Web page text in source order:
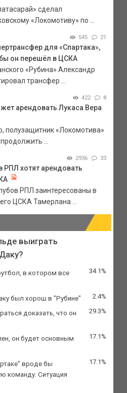
сделал
«Локомотиву» по ...
545 21
для «Спартака»,
он перешёл в ЦСКА
«Рубина» Александр
трансфер ...
422 8
арендовать Лукаса Вера
полузащитник «Локомотива»
...
2936 33
РПЛ хотят арендовать
РПЛ заинтересованы в
ЦСКА Тамерлана ...
выиграть
в котором все
34.1%
был хорош в "Рубине" 2.4%
доказать, что он
29.3%
он будет основным
17.1%
вроде бы
команду. Ситуация
17.1%